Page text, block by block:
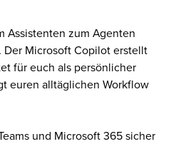
Assistenten zum Agenten
Microsoft Copilot erstellt
für euch als persönlicher
euren alltäglichen Workflow
und Microsoft 365 sicher